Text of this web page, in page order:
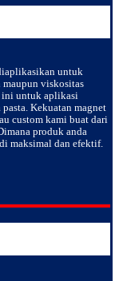
untuk
viskositas
untuk aplikasi
Kekuatan magnet
custom kami buat dari
produk anda
maksimal dan efektif.